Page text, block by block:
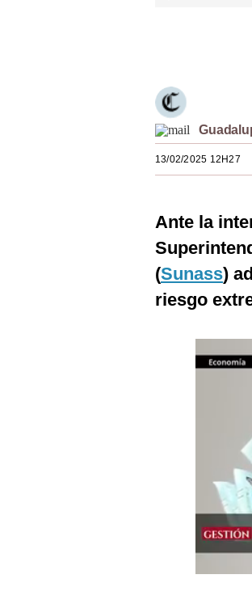
13/02/2025 12H27
Ante la
(Sunass)
riesgo